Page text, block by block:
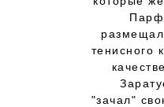
тенисного
"зачал"